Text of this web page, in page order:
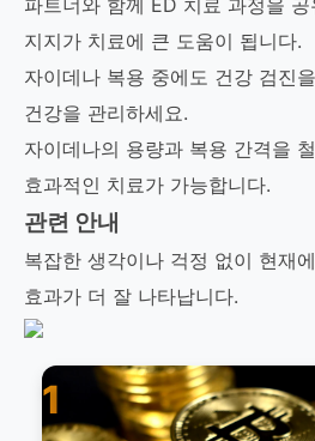
파트너와 함께 ED 치료 과정을
지지가 치료에 큰 도움이 됩니다.
자이데나 복용 중에도 건강 검진
건강을 관리하세요.
자이데나의 용량과 복용 간격을
효과적인 치료가 가능합니다.
관련 안내
복잡한 생각이나 걱정 없이 현재
효과가 더 잘 나타납니다.
1